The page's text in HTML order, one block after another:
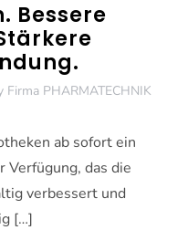
Bessere
Firma PHARMATECHNIK
ab sofort ein
Verfügung, das die
verbessert und
[…]